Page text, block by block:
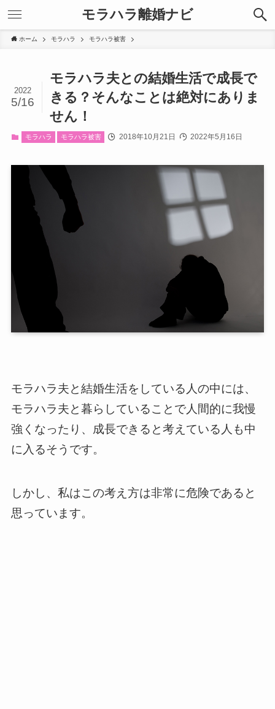
モラハラ離婚ナビ
ホーム モラハラ モラハラ被害
モラハラ夫との結婚生活で成長で
きる？そんなことは絶対にありま
せん！
2022
5/16
モラハラ モラハラ被害 2018年10月21日 2022年5月16日
モラハラ夫と結婚生活をしている人の中には、
モラハラ夫と暮らしていることで人間的に我慢
強くなったり、成長できると考えている人も中
に入るそうです。
しかし、私はこの考え方は非常に危険であると
思っています。